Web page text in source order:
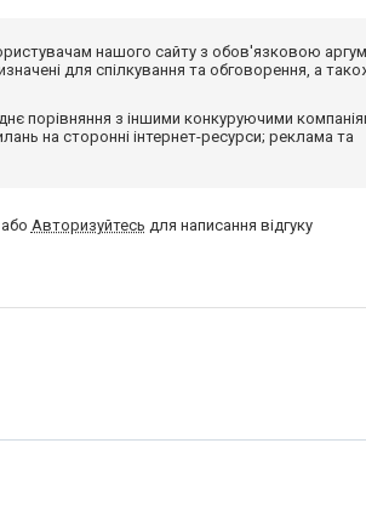
нашого сайту з обов'язковою
для спілкування та обговорення, а
порівняння з іншими конкуруючими
на сторонні інтернет-ресурси; реклама та
або Авторизуйтесь для написання відгуку